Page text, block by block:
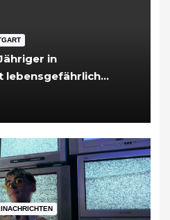
in
lebensgefährlich